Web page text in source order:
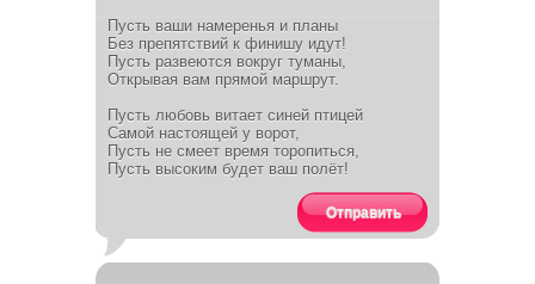
Пусть ваши намеренья и планы
Без препятствий к финишу идут!
Пусть развеются вокруг туманы,
Открывая вам прямой маршрут.
Пусть любовь витает синей птицей
Самой настоящей у ворот,
Пусть не смеет время торопиться,
Пусть высоким будет ваш полёт!
Отправить